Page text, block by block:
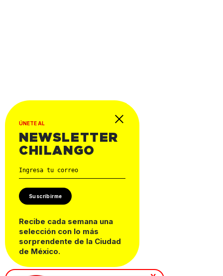
ÚNETE AL
NEWSLETTER
CHILANGO
Suscribirme
Recibe cada semana una
selección con lo más
sorprendente de la Ciudad
de México.